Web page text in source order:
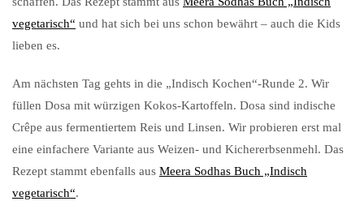
vegetarisch“ und hat sich bei uns schon bewährt – auch die Kids
lieben es.
Am nächsten Tag gehts in die „Indisch Kochen“-Runde 2. Wir
füllen Dosa mit würzigen Kokos-Kartoffeln. Dosa sind indische
Crêpe aus fermentiertem Reis und Linsen. Wir probieren erst mal
eine einfachere Variante aus Weizen- und Kichererbsenmehl. Das
Rezept stammt ebenfalls aus Meera Sodhas Buch „Indisch
vegetarisch“.